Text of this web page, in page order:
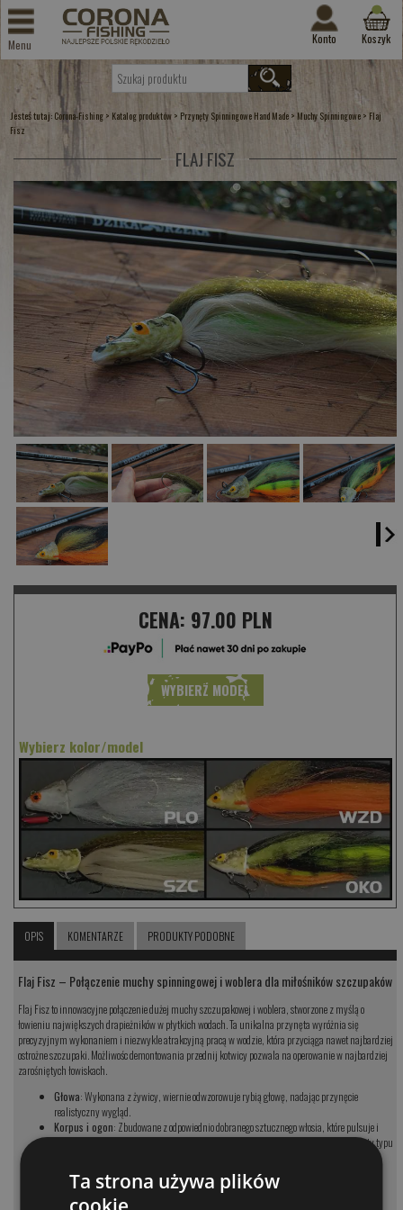
Menu Konto Koszyk
Jesteś tutaj: Corona-Fishing > Katalog produktów > Przynęty Spinningowe Hand Made > Muchy Spinningowe > Flaj
Fisz
FLAJ FISZ
CENA: 97.00 PLN
WYBIERZ MODEL
Wybierz kolor/model
OPIS KOMENTARZE PRODUKTY PODOBNE
Flaj Fisz – Połączenie muchy spinningowej i woblera dla miłośników szczupaków
Flaj Fisz to innowacyjne połączenie dużej muchy szczupakowej i woblera, stworzone z myślą o
łowieniu największych drapieżników w płytkich wodach. Ta unikalna przynęta wyróżnia się
precyzyjnym wykonaniem i niezwykle atrakcyjną pracą w wodzie, która przyciąga nawet najbardziej
ostrożne szczupaki. Możliwośc demontowania przednij kotwicy pozwala na operowanie w najbardziej
zarośniętych łowiskach.
Głowa: Wykonana z żywicy, wiernie odwzorowuje rybią głowę, nadając przynęcie
realistyczny wygląd.
Korpus i ogon: Zbudowane z odpowiednio dobranego sztucznego włosia, które pulsuje i
faluje w wodzie podczas prowadzenia. Wielokolorowe włosie zdobią błyszczące elementy typu
Hak i kotwica
: Wewnątrz korpusu ukryty jest solidny, duży hak, a na spodzie przynęty
zamocowana jest mocna kotwica, zapewniająca skuteczne zacięcie.
Ta strona używa plików